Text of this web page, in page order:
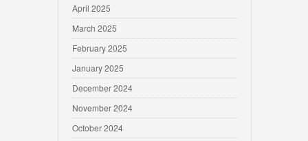
April 2025
March 2025
February 2025
January 2025
December 2024
November 2024
October 2024